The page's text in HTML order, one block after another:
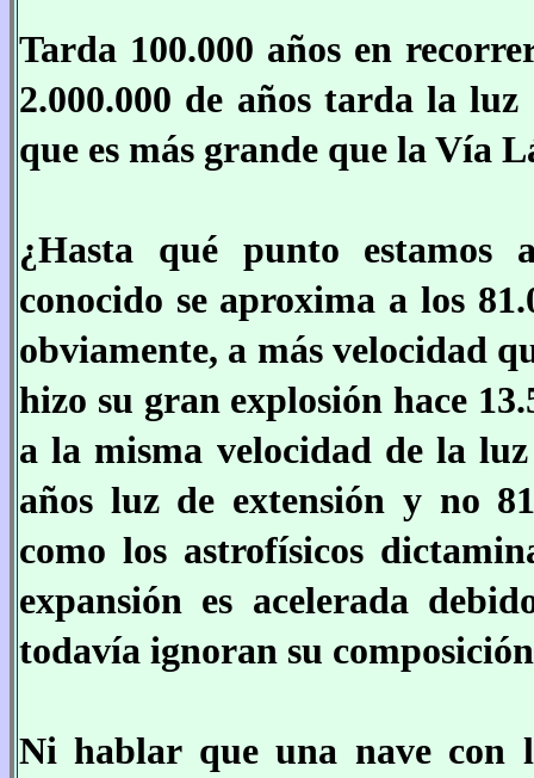
Tarda 100.000 años en
2.000.000 de años tarda la
que es más grande que la Vía
¿Hasta qué punto estamos
conocido se aproxima a los
obviamente, a más velocidad
hizo su gran explosión hace
a la misma velocidad de la
años luz de extensión y no
como los astrofísicos
expansión es acelerada
todavía ignoran su
Ni hablar que una nave con